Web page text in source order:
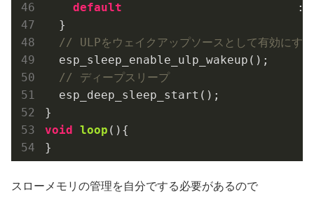
default
:
  }
// ULPをウェイクアップソースとして有効にする
  esp_sleep_enable_ulp_wakeup();
// ディープスリープ
  esp_deep_sleep_start();
void
loop () {
}
スローメモリの管理を自分でする必要があるので